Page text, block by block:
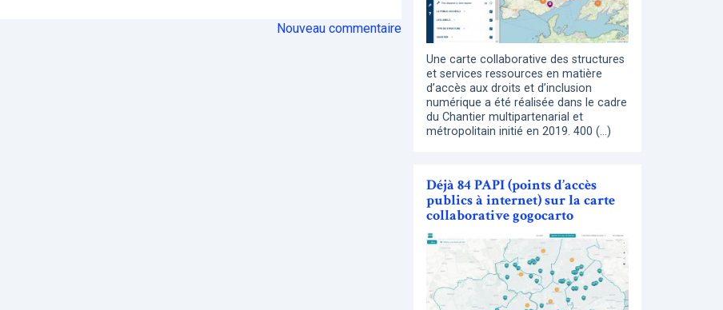
Nouveau commentaire
Une carte collaborative des structures
et services ressources en matière
d’accès aux droits et d’inclusion
numérique a été réalisée dans le cadre
du Chantier multipartenarial et
métropolitain initié en 2019. 400 (…)
Déjà 84 PAPI (points d’accès
publics à internet) sur la carte
collaborative gogocarto